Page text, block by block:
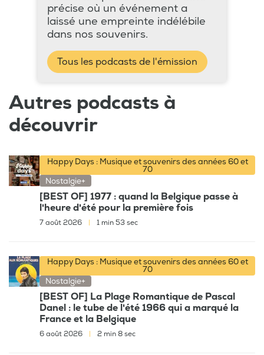
précise où un événement a
laissé une empreinte indélébile
dans nos souvenirs.
Tous les podcasts de l'émission
Autres podcasts à
découvrir
Happy Days : Musique et souvenirs des années 60 et
70
Nostalgie+
[BEST OF] 1977 : quand la Belgique passe à
l'heure d'été pour la première fois
7 août 2026 1 min 53 sec
Happy Days : Musique et souvenirs des années 60 et
70
Nostalgie+
[BEST OF] La Plage Romantique de Pascal
Danel : le tube de l'été 1966 qui a marqué la
France et la Belgique
6 août 2026 2 min 8 sec